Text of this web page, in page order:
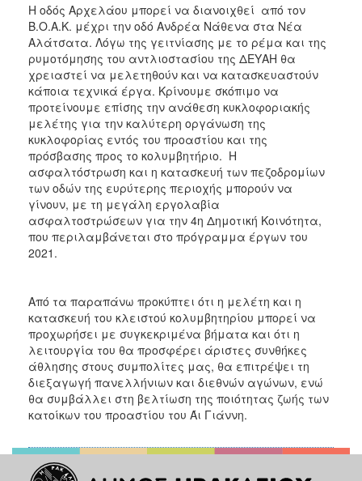
Η οδός Αρχελάου μπορεί να διανοιχθεί από τον
Β.Ο.Α.Κ. μέχρι την οδό Ανδρέα Νάθενα στα Νέα
Αλάτσατα. Λόγω της γειτνίασης με το ρέμα και της
ρυμοτόμησης του αντλιοστασίου της ΔΕΥΑΗ θα
χρειαστεί να μελετηθούν και να κατασκευαστούν
κάποια τεχνικά έργα. Κρίνουμε σκόπιμο να
προτείνουμε επίσης την ανάθεση κυκλοφοριακής
μελέτης για την καλύτερη οργάνωση της
κυκλοφορίας εντός του προαστίου και της
πρόσβασης προς το κολυμβητήριο. Η
ασφαλτόστρωση και η κατασκευή των πεζοδρομίων
των οδών της ευρύτερης περιοχής μπορούν να
γίνουν, με τη μεγάλη εργολαβία
ασφαλτοστρώσεων για την 4η Δημοτική Κοινότητα,
που περιλαμβάνεται στο πρόγραμμα έργων του
2021.
Από τα παραπάνω προκύπτει ότι η μελέτη και η
κατασκευή του κλειστού κολυμβητηρίου μπορεί να
προχωρήσει με συγκεκριμένα βήματα και ότι η
λειτουργία του θα προσφέρει άριστες συνθήκες
άθλησης στους συμπολίτες μας, θα επιτρέψει τη
διεξαγωγή πανελλήνιων και διεθνών αγώνων, ενώ
θα συμβάλλει στη βελτίωση της ποιότητας ζωής των
κατοίκων του προαστίου του Άι Γιάννη.